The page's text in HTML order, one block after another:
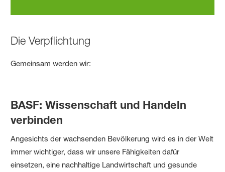
Die Verpflichtung
Gemeinsam werden wir:
BASF: Wissenschaft und Handeln
verbinden
Angesichts der wachsenden Bevölkerung wird es in der Welt
immer wichtiger, dass wir unsere Fähigkeiten dafür
einsetzen, eine nachhaltige Landwirtschaft und gesunde